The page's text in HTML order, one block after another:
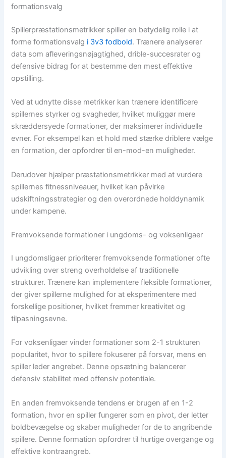
formationsvalg
Spillerpræstationsmetrikker spiller en betydelig rolle i at
forme formationsvalg i 3v3 fodbold. Trænere analyserer
data som afleveringsnøjagtighed, drible-succesrater og
defensive bidrag for at bestemme den mest effektive
opstilling.
Ved at udnytte disse metrikker kan trænere identificere
spillernes styrker og svagheder, hvilket muliggør mere
skræddersyede formationer, der maksimerer individuelle
evner. For eksempel kan et hold med stærke driblere vælge
en formation, der opfordrer til en-mod-en muligheder.
Derudover hjælper præstationsmetrikker med at vurdere
spillernes fitnessniveauer, hvilket kan påvirke
udskiftningsstrategier og den overordnede holddynamik
under kampene.
Fremvoksende formationer i ungdoms- og voksenligaer
I ungdomsligaer prioriterer fremvoksende formationer ofte
udvikling over streng overholdelse af traditionelle
strukturer. Trænere kan implementere fleksible formationer,
der giver spillerne mulighed for at eksperimentere med
forskellige positioner, hvilket fremmer kreativitet og
tilpasningsevne.
For voksenligaer vinder formationer som 2-1 strukturen
popularitet, hvor to spillere fokuserer på forsvar, mens en
spiller leder angrebet. Denne opsætning balancerer
defensiv stabilitet med offensiv potentiale.
En anden fremvoksende tendens er brugen af en 1-2
formation, hvor en spiller fungerer som en pivot, der letter
boldbevægelse og skaber muligheder for de to angribende
spillere. Denne formation opfordrer til hurtige overgange og
effektive kontraangreb.